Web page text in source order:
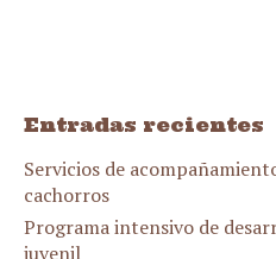
Entradas recientes
Servicios de
cachorros
Programa intensivo de
juvenil